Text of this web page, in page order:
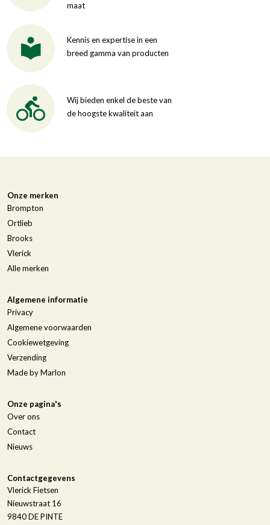
maat
Kennis en expertise in een
breed gamma van producten
Wij bieden enkel de beste van
de hoogste kwaliteit aan
Onze merken
Brompton
Ortlieb
Brooks
Vlerick
Alle merken
Algemene informatie
Privacy
Algemene voorwaarden
Cookiewetgeving
Verzending
Made by Marlon
Onze pagina's
Over ons
Contact
Nieuws
Contactgegevens
Vlerick Fietsen
Nieuwstraat 16
9840DE PINTE